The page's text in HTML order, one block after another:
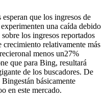
que los ingresos de
una caída debido
los ingresos reportados
relativamente más
menos un27%
que para Bing, resultará
de los buscadores. De
básicamente
en este mercado.